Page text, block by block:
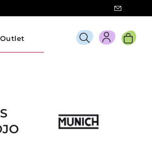
Outlet